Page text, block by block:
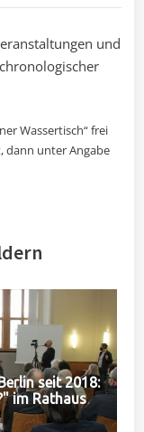
und
Wassertisch“ frei
dann unter Angabe
seit 2018:
im Rathaus